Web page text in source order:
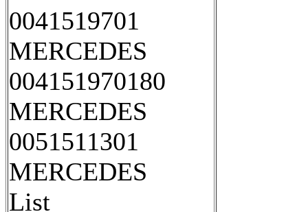
0041519701
MERCEDES
004151970180
MERCEDES
0051511301
MERCEDES
List